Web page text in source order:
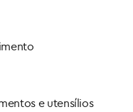
e utensílios